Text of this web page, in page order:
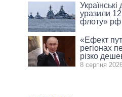
уразили
флоту» рф
«Ефект
регіонах
різко
8 серпня